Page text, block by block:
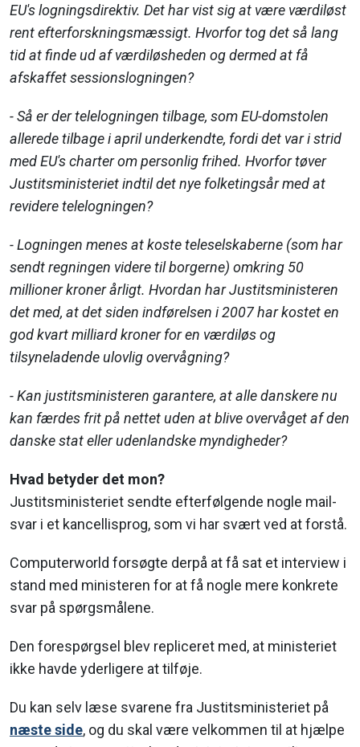
EU's logningsdirektiv. Det har vist sig at være værdiløst
rent efterforskningsmæssigt. Hvorfor tog det så lang
tid at finde ud af værdiløsheden og dermed at få
afskaffet sessionslogningen?
- Så er der telelogningen tilbage, som EU-domstolen
allerede tilbage i april underkendte, fordi det var i strid
med EU's charter om personlig frihed. Hvorfor tøver
Justitsministeriet indtil det nye folketingsår med at
revidere telelogningen?
- Logningen menes at koste teleselskaberne (som har
sendt regningen videre til borgerne) omkring 50
millioner kroner årligt. Hvordan har Justitsministeren
det med, at det siden indførelsen i 2007 har kostet en
god kvart milliard kroner for en værdiløs og
tilsyneladende ulovlig overvågning?
- Kan justitsministeren garantere, at alle danskere nu
kan færdes frit på nettet uden at blive overvåget af den
danske stat eller udenlandske myndigheder?
Hvad betyder det mon?
Justitsministeriet sendte efterfølgende nogle mail-
svar i et kancellisprog, som vi har svært ved at forstå.
Computerworld forsøgte derpå at få sat et interview i
stand med ministeren for at få nogle mere konkrete
svar på spørgsmålene.
Den forespørgsel blev repliceret med, at ministeriet
ikke havde yderligere at tilføje.
Du kan selv læse svarene fra Justitsministeriet på
næste side, og du skal være velkommen til at hjælpe